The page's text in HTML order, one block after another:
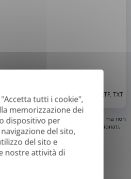
tutti i cookie",
memorizzazione dei
dispositivo per
del sito,
del sito e
nostre attività di
ODT, PDF , CSV, PPTX, XLSX, XLS, RTF, TXT
"veri" con testo digitale o ricercabile, ma non
"solo immagine" o quelli scansionati.